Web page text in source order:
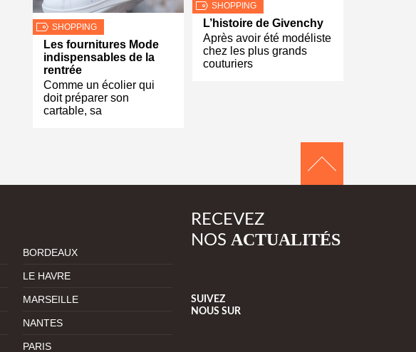
SHOPPING
Les fournitures Mode
indispensables de la
rentrée
Comme un écolier qui
doit préparer son
cartable, sa
SHOPPING
L’histoire de Givenchy
Après avoir été modéliste
chez les plus grands
couturiers
BORDEAUX
LE HAVRE
MARSEILLE
NANTES
PARIS
RECEVEZ
NOS ACTUALITÉS
SUIVEZ
NOUS SUR